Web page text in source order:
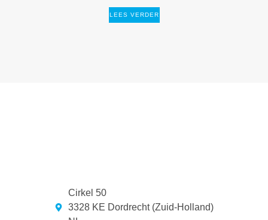
LEES VERDER
Cirkel 50
3328 KE Dordrecht (Zuid-Holland)